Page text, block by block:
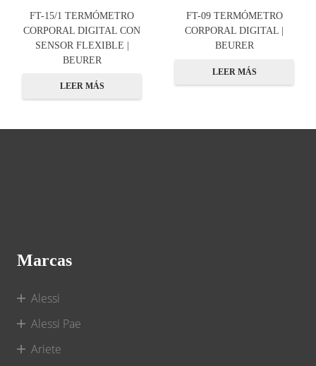
FT-15/1 TERMÓMETRO
CORPORAL DIGITAL CON
SENSOR FLEXIBLE |
BEURER
LEER MÁS
FT-09 TERMÓMETRO
CORPORAL DIGITAL |
BEURER
LEER MÁS
Marcas
Alessi
Alessi Pae
Ariete